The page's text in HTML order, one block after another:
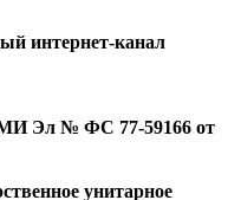
интернет-канал
Эл № ФС 77-59166 от
унитарное